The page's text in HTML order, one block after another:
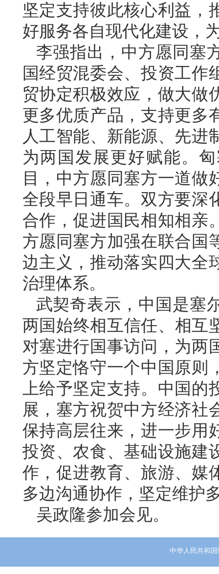
坚定支持彼此核心利益，
好服务各自现代化建设，
李强指出，中方愿同塞
国经贸混委会、投资工作
贸协定积极效应，做大做
更多优质产品，支持更多
人工智能、新能源、先进
为两国发展更好赋能。
目，中方愿同塞方一道做
全段早日通车。双方要深
合作，促进国民相知相亲
方愿同塞方加强在联合国
边主义，推动落实四大全
治理体系。
武契奇表示，中国是塞
两国始终相互信任、相互
对塞进行国事访问，为两
方坚定恪守一个中国原则
上给予坚定支持。中国
展，塞方祝贺中方经济社
保持高层往来，进一步用
投资、农食、基础设施建
作，促进教育、旅游、媒
多边沟通协作，坚定维护
吴政隆参加会见。
中华人民共和